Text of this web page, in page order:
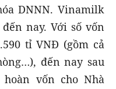
DNNN. Vinamilk
nay. Với số vốn
tỉ VNĐ (gồm cả
đến nay sau
vốn cho Nhà